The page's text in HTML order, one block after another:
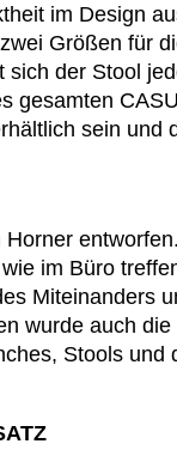
im Design
Größen für
der Stool
gesamten
sein und
im Büro
Miteinanders
wurde auch die
Stools und